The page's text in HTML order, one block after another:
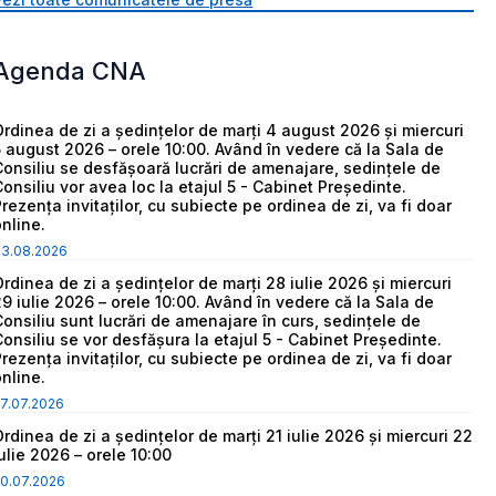
CNA
de zi a ședințelor de marți 4 august 2026 și miercuri
august 2026 – orele 10:00. Având în vedere că la Sala de
se desfășoară lucrări de amenajare, sedințele de
vor avea loc la etajul 5 - Cabinet Președinte.
invitaților, cu subiecte pe ordinea de zi, va fi doar
de zi a ședințelor de marți 28 iulie 2026 și miercuri
iulie 2026 – orele 10:00. Având în vedere că la Sala de
sunt lucrări de amenajare în curs, sedințele de
se vor desfășura la etajul 5 - Cabinet Președinte.
invitaților, cu subiecte pe ordinea de zi, va fi doar
de zi a ședințelor de marți 21 iulie 2026 și miercuri 22
2026 – orele 10:00